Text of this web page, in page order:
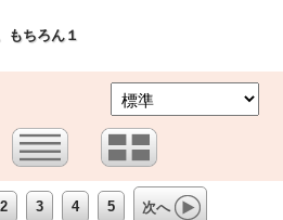
もちろん１
2 3 4 5 次へ